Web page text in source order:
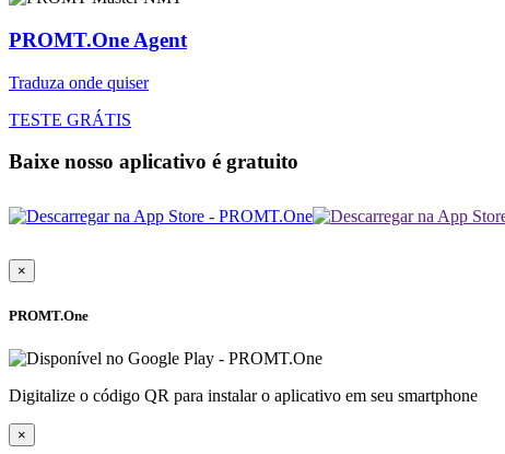
PROMT.One Agent
Traduza onde quiser
TESTE GRÁTIS
Baixe nosso aplicativo é gratuito
×
PROMT.One
Digitalize o código QR para instalar o aplicativo em seu smartphone
×